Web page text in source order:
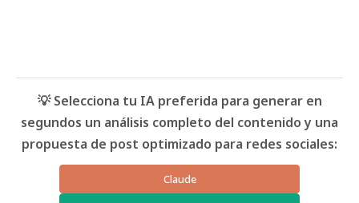
💡 Selecciona tu IA preferida para generar en
segundos un análisis completo del contenido y una
propuesta de post optimizado para redes sociales:
Claude